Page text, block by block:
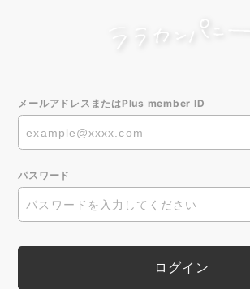
メールアドレスまたはPlus member ID
パスワード